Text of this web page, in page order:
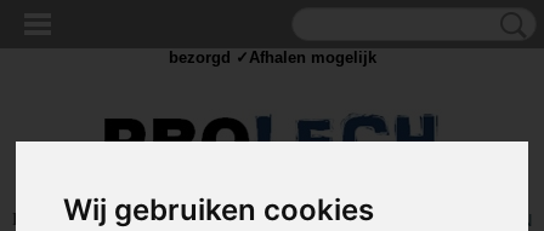
Wij gebruiken cookies
Inloggen Registreren
UW WINKELWAGEN
bezorgd ✓Afhalen mogelijk